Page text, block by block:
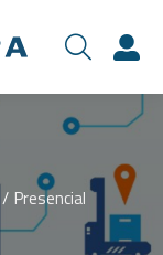
Presencial